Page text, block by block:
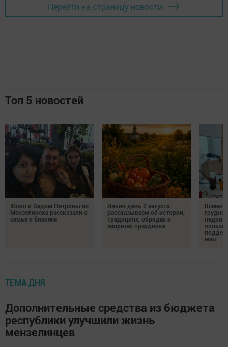
Перейти на страницу новости
Топ 5 новостей
Юлия и Вадим Петровы из
Мензелинска рассказали о
семье и бизнесе
Ильин день 2 августа:
рассказываем об истории,
традициях, обрядах и
запретах праздника
пользе
мам
ТЕМА ДНЯ
Дополнительные средства из бюджета
республики улучшили жизнь
мензелинцев